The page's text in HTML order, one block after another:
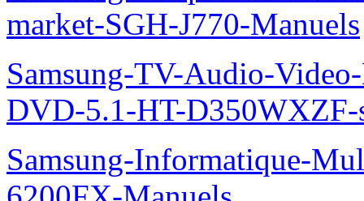
market-SGH-J770-Manuels
Samsung-TV-Audio-
DVD-5.1-HT-D350WXZF-
Samsung-Informatique-